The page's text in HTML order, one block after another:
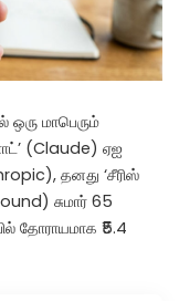
மாபெரும்
(Claude) ஏஐ
தனது ‘சீரிஸ்
சுமார் 65
தோராயமாக ₹5.4